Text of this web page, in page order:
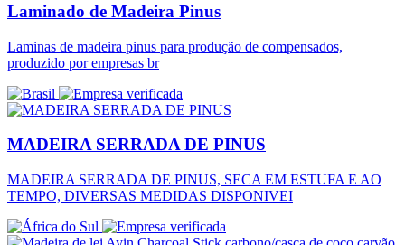
Laminado de Madeira Pinus
Laminas de madeira pinus para produção de compensados,
produzido por empresas br
MADEIRA SERRADA DE PINUS
MADEIRA SERRADA DE PINUS, SECA EM ESTUFA E AO
TEMPO, DIVERSAS MEDIDAS DISPONIVEI